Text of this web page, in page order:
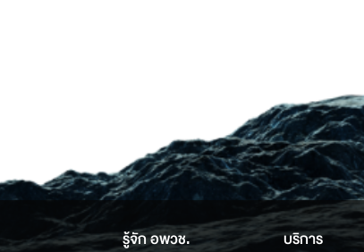
รู้จัก อพวช. บริการ